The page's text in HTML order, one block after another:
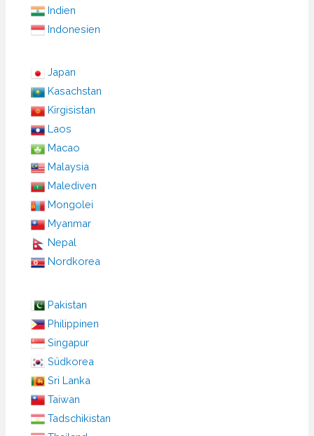
Indien
Indonesien
Japan
Kasachstan
Kirgisistan
Laos
Macao
Malaysia
Malediven
Mongolei
Myanmar
Nepal
Nordkorea
Pakistan
Philippinen
Singapur
Südkorea
Sri Lanka
Taiwan
Tadschikistan